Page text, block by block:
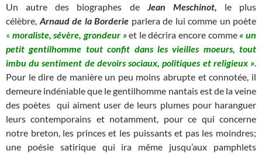
Un autre des biographes de Jean Meschinot, le plus
célèbre, Arnaud de la Borderie parlera de lui comme un poète
« moraliste, sévère, grondeur »et le décrira encore comme « un
petit gentilhomme tout confit dans les vieilles moeurs, tout
imbu du sentiment de devoirs sociaux, politiques et religieux ».
Pour le dire de manière un peu moins abrupte et connotée, il
demeure indéniable que le gentilhomme nantais est de la veine
des poètes qui aiment user de leurs plumes pour haranguer
leurs contemporains et notamment, pour ce qui concerne
notre breton, les princes et les puissants et pas les moindres;
une poésie satirique qui ira même jusqu’aux pamphlets